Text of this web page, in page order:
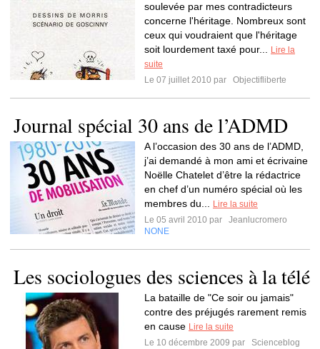
soulevée par mes contradicteurs
concerne l'héritage. Nombreux sont
ceux qui voudraient que l'héritage
soit lourdement taxé pour...
Lire la
suite
Le 07 juillet 2010 par
Objectifliberte
Journal spécial 30 ans de l’ADMD
A l’occasion des 30 ans de l’ADMD,
j’ai demandé à mon ami et écrivaine
Noëlle Chatelet d’être la rédactrice
en chef d’un numéro spécial où les
membres du...
Lire la suite
Le 05 avril 2010 par
Jeanlucromero
NONE
Les sociologues des sciences à la télé
La bataille de "Ce soir ou jamais"
contre des préjugés rarement remis
en cause Lire la suite
Le 10 décembre 2009 par
Scienceblog